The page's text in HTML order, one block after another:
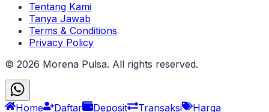
Tentang Kami
Tanya Jawab
Terms & Conditions
Privacy Policy
© 2026 Morena Pulsa. All rights reserved.
Home Daftar Deposit Transaksi Harga